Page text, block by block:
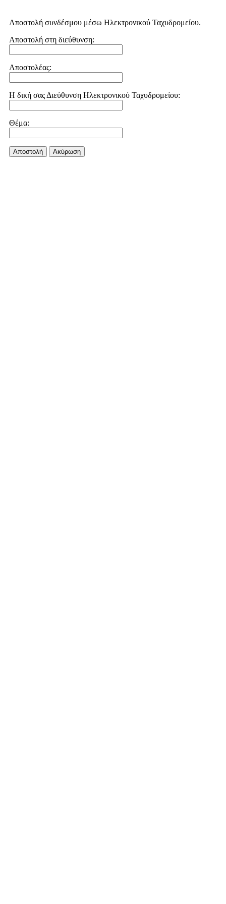
Αποστολή συνδέσμου μέσω Ηλεκτρονικού Ταχυδρομείου.
Αποστολή στη διεύθυνση:
Αποστολέας:
Η δική σας Διεύθυνση Ηλεκτρονικού Ταχυδρομείου:
Θέμα:
Αποστολή Aκύρωση